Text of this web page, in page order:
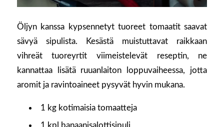
Öljyn kanssa kypsennetyt tuoreet tomaatit saavat
sävyä sipulista. Kesästä muistuttavat raikkaan
vihreät tuoreyrtit viimeistelevät reseptin, ne
kannattaa lisätä ruuanlaiton loppuvaiheessa, jotta
aromit ja ravintoaineet pysyvät hyvin mukana.
1 kg kotimaisia tomaatteja